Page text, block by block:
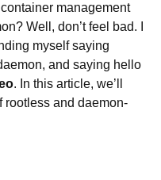
management
Well, don’t feel bad. I
myself saying
and saying hello
. In this article, we’ll
rootless and daemon-